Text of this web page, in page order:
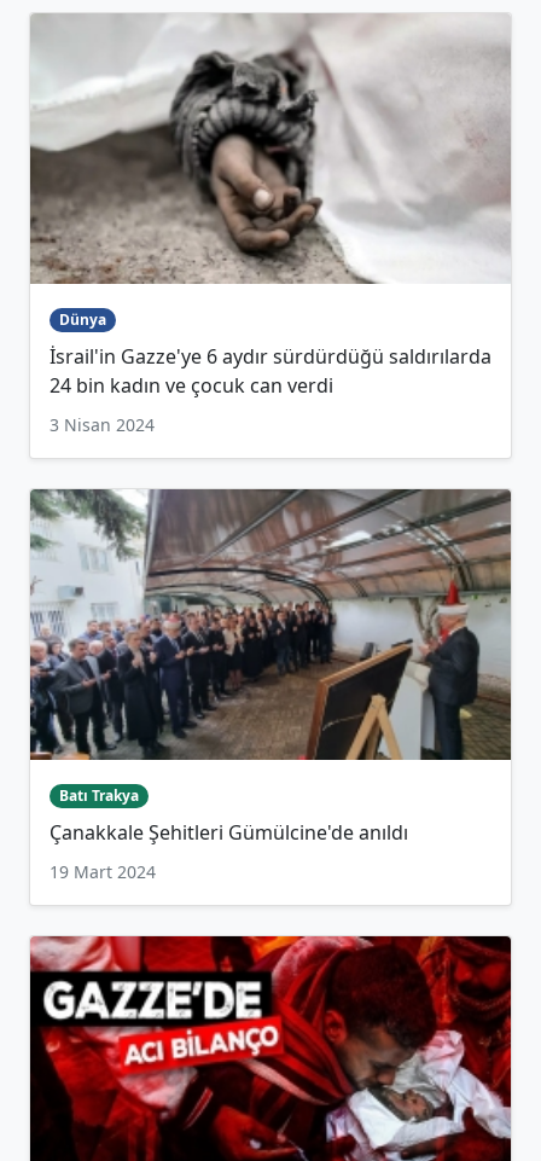
Dünya
İsrail'in Gazze'ye 6 aydır sürdürdüğü saldırılarda
24 bin kadın ve çocuk can verdi
3 Nisan 2024
Batı Trakya
Çanakkale Şehitleri Gümülcine'de anıldı
19 Mart 2024